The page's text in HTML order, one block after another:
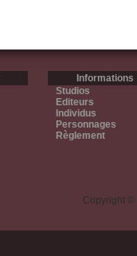
Informations
Studios
Editeurs
Individus
Personnages
Règlement
Copyright ©